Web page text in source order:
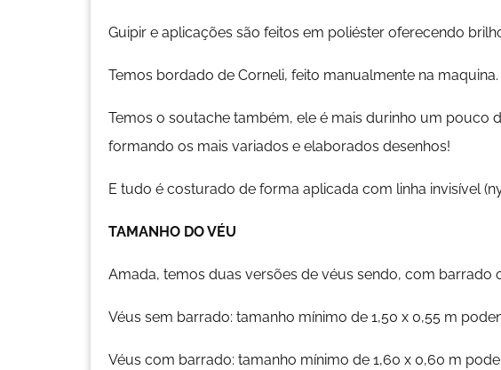
Guipir e aplicações são feitos em poliéster oferecendo
Temos bordado de Corneli, feito manualmente na maquina.
Temos o soutache também, ele é mais durinho um
formando os mais variados e elaborados desenhos!
E tudo é costurado de forma aplicada com linha invisível
TAMANHO DO VÉU
Amada, temos duas versões de véus sendo, com barrado
Véus sem barrado: tamanho mínimo de 1,50 x 0,55 m
Véus com barrado: tamanho mínimo de 1,60 x 0,60 m